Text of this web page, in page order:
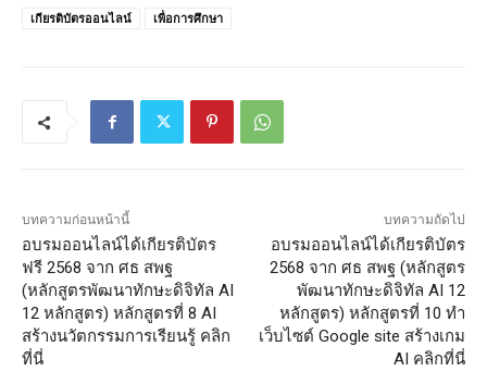
เกียรติบัตรออนไลน์ เพื่อการศึกษา
บทความก่อนหน้านี้
อบรมออนไลน์ได้เกียรติบัตร
ฟรี 2568 จาก ศธ สพฐ
(หลักสูตรพัฒนาทักษะดิจิทัล AI
12 หลักสูตร) หลักสูตรที่ 8 AI
สร้างนวัตกรรมการเรียนรู้ คลิก
ที่นี่
บทความถัดไป
อบรมออนไลน์ได้เกียรติบัตร
2568 จาก ศธ สพฐ (หลักสูตร
พัฒนาทักษะดิจิทัล AI 12
หลักสูตร) หลักสูตรที่ 10 ทำ
เว็บไซต์ Google site สร้างเกม
AI คลิกที่นี่